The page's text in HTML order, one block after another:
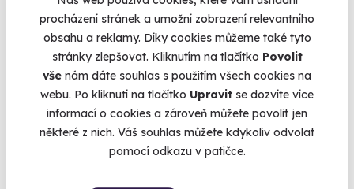
procházení stránek a umožní zobrazení relevantního
obsahu a reklamy. Díky cookies můžeme také tyto
stránky zlepšovat. Kliknutím na tlačítko Povolit
vše nám dáte souhlas s použitím všech cookies na
webu. Po kliknutí na tlačítko Upravit se dozvíte více
informací o cookies a zároveň můžete povolit jen
některé z nich. Váš souhlas můžete kdykoliv odvolat
pomocí odkazu v patičce.
9.6(227)
Exkluzivní degustační sushi menu